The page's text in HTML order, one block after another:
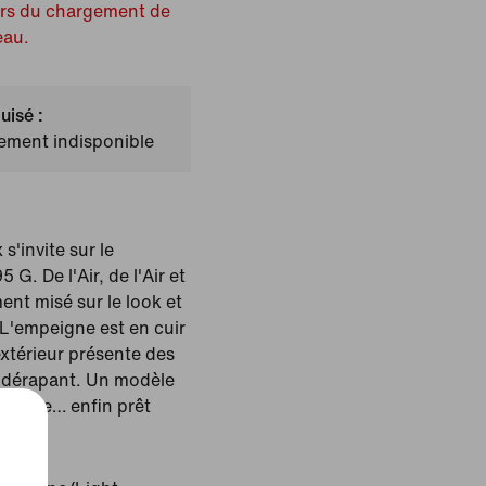
du chargement de
:
indisponible
s'invite sur le
G. De l'Air, de l'Air et
misé sur le look et
est en cuir
présente des
Un modèle
enfin prêt